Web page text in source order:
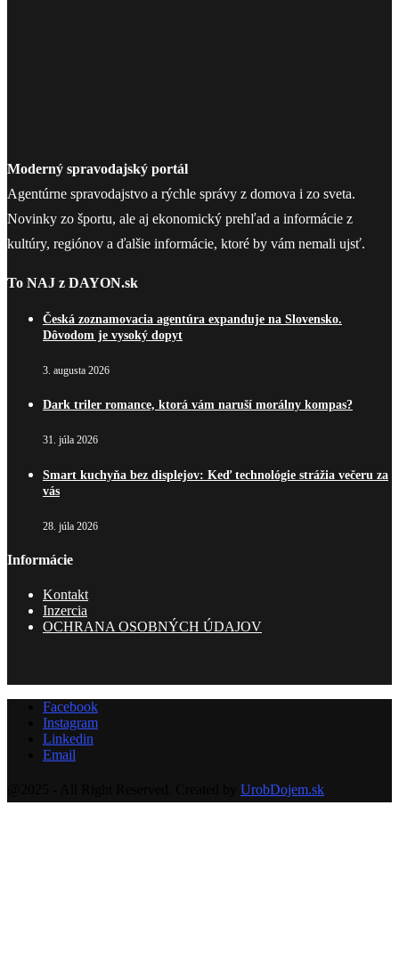
Moderný spravodajský portál
Agentúrne spravodajstvo a rýchle správy z domova i zo sveta.
Novinky zo športu, ale aj ekonomický prehľad a informácie z
kultúry, regiónov a ďalšie informácie, ktoré by vám nemali ujsť.
To NAJ z DAYON.sk
Česká zoznamovacia agentúra expanduje na Slovensko.
Dôvodom je vysoký dopyt
3. augusta 2026
Dark triler romance, ktorá vám naruší morálny kompas?
31. júla 2026
Smart kuchyňa bez displejov: Keď technológie strážia večeru za
vás
28. júla 2026
Informácie
Kontakt
Inzercia
OCHRANA OSOBNÝCH ÚDAJOV
Facebook
Instagram
Linkedin
Email
UrobDojem.sk